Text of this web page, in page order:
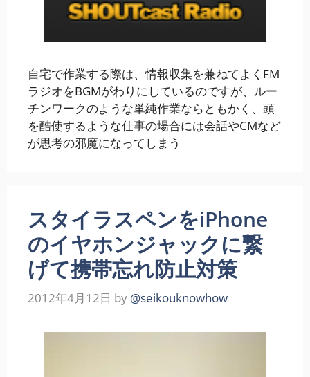
自宅で作業する際は、情報収集を兼ねてよくFM
ラジオをBGMがわりにしているのですが、ルー
チンワークのような単純作業ならともかく、頭
を酷使するような仕事の場合には会話やCMなど
が思考の邪魔になってしまう
スタイラスペンをiPhone
のイヤホンジャックに繋
げて携帯忘れ防止対策
2012年4月12日 by @seikouknowhow